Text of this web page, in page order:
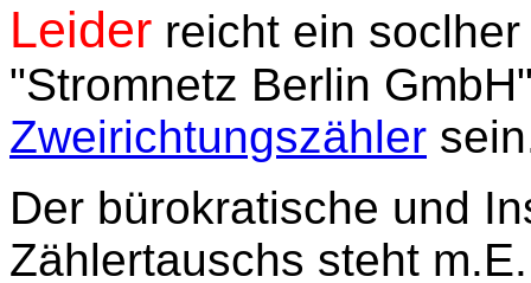
Leider reicht ein
"Stromnetz Berlin
Zweirichtungszähler
Der bürokratische und
Zählertauschs steht